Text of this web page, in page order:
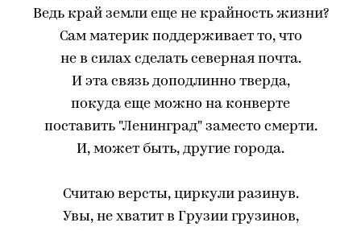
Ведь край земли еще не крайность жизни?
Сам материк поддерживает то, что
не в силах сделать северная почта.
И эта связь доподлинно тверда,
покуда еще можно на конверте
поставить "Ленинград" заместо смерти.
И, может быть, другие города.
Считаю версты, циркули разинув.
Увы, не хватит в Грузии грузинов,